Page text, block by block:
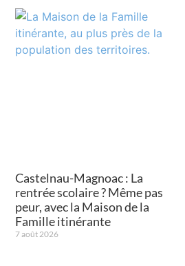
Castelnau-Magnoac : La
rentrée scolaire ? Même pas
peur, avec la Maison de la
Famille itinérante
7 août 2026